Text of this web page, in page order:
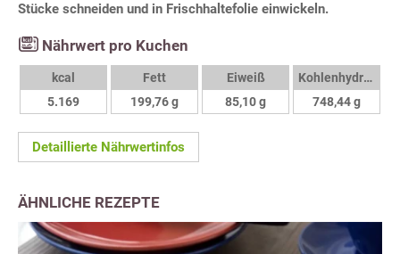
Stücke schneiden und in Frischhaltefolie einwickeln.
Nährwert pro Kuchen
kcal
5.169
Fett
199,76 g
Eiweiß
85,10 g
Kohlenhydrate
748,44 g
Detaillierte Nährwertinfos
ÄHNLICHE REZEPTE